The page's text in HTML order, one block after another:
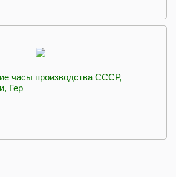
часы производства СССР,
Гер